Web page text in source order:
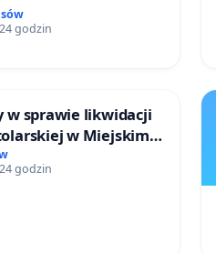
godzin
w sprawie likwidacji
w Miejskim
w Gdańsku
godzin